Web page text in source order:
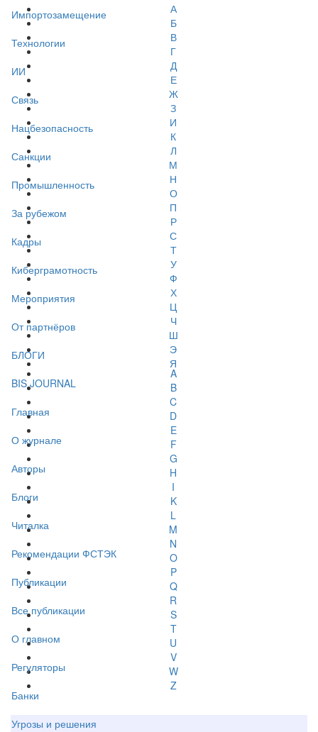
Импортозамещение
Технологии
ИИ
Связь
Нацбезопасность
Санкции
Промышленность
За рубежом
Кадры
Киберграмотность
Мероприятия
От партнёров
БЛОГИ
BIS JOURNAL
Главная
О журнале
Авторы
Блоги
Читалка
Рекомендации ФСТЭК
Публикации
Все публикации
О главном
Регуляторы
Банки
Угрозы и решения
А
Б
В
Г
Д
Е
Ж
З
И
К
Л
М
Н
О
П
Р
С
Т
У
Ф
Х
Ц
Ч
Ш
Э
Я
A
B
C
D
E
F
G
H
I
K
L
M
N
O
P
Q
R
S
T
U
V
W
Z